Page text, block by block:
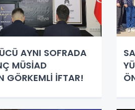
AYNI SOFRADA
MÜSİAD
GÖRKEMLİ İFTAR!